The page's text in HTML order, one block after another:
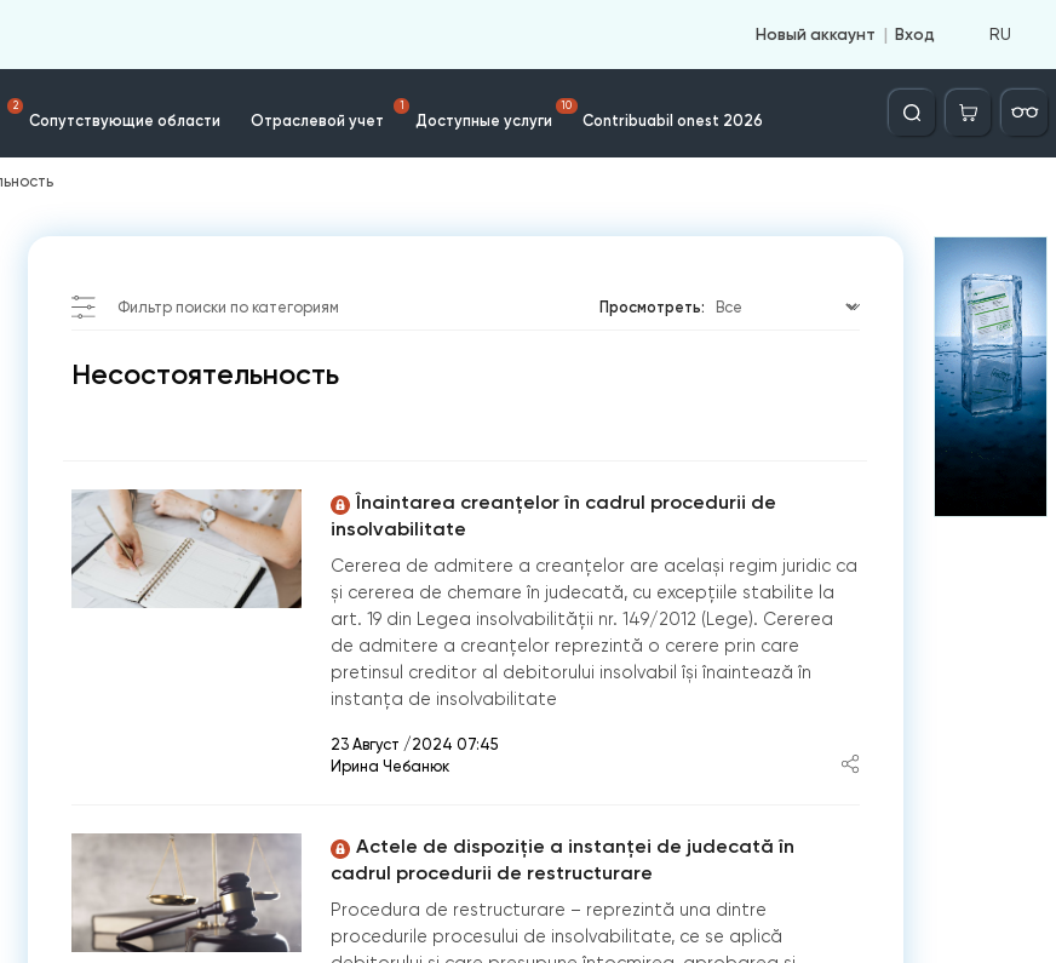
Новый аккаунт Вход RU
2
Сопутствующие области Отраслевой учет
1
Доступные услуги
10
Contribuabil onest 2026
Căutare
Фильтр поиски по категориям Просмотреть:
Несостоятельность
Înaintarea creanţelor în cadrul procedurii de
insolvabilitate
Cererea de admitere a creanţelor are același regim juridic ca
și cererea de chemare în judecată, cu excepţiile stabilite la
art. 19 din Legea insolvabilității nr. 149/2012 (Lege). Cererea
de admitere a creanţelor reprezintă o cerere prin care
pretinsul creditor al debitorului insolvabil își înaintează în
instanţa de insolvabilitate
23 Август /2024 07:45
Ирина Чебанюк
Actele de dispoziție a instanței de judecată în
cadrul procedurii de restructurare
Procedura de restructurare – reprezintă una dintre
procedurile procesului de insolvabilitate, ce se aplică